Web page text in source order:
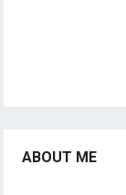
ABOUT ME